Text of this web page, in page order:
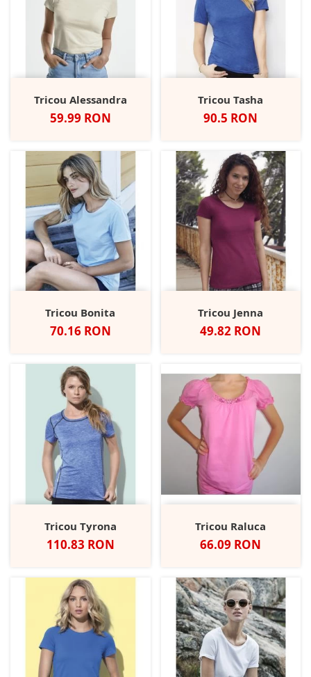
Tricou Alessandra
Pret
59.99 RON
Tricou Tasha
Pret
90.5 RON
Tricou Bonita
Pret
70.16 RON
Tricou Jenna
Pret
49.82 RON
Tricou Tyrona
Pret
110.83 RON
Tricou Raluca
Pret
66.09 RON